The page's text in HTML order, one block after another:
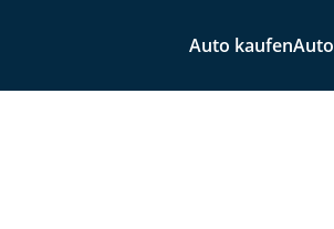
Auto kaufen